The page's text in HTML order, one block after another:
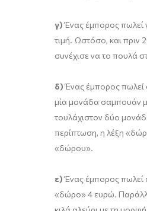
γ)Ένας έμπορος πωλεί
τιμή. Ωστόσο, και πριν
συνέχισε να το πουλά
δ)Ένας έμπορος πωλεί
μία μονάδα σαμπουάν
τουλάχιστον δύο
περίπτωση, η λέξη
«δώρου».
ε)Ένας έμπορος πωλεί
«δώρο» 4 ευρώ.